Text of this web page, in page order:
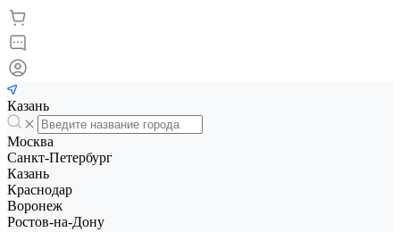
Казань
Москва
Санкт-Петербург
Казань
Краснодар
Воронеж
Ростов-на-Дону